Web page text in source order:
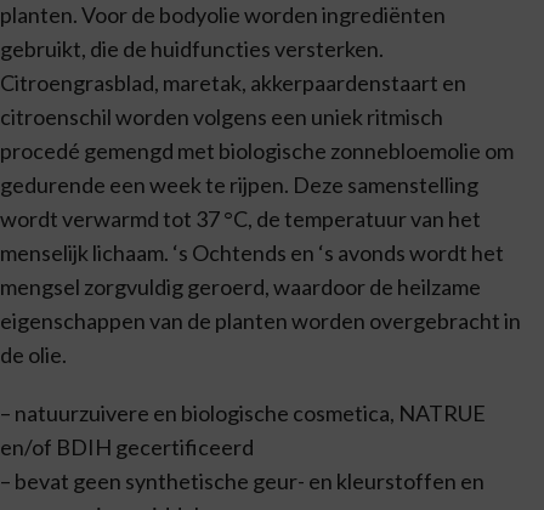
planten. Voor de bodyolie worden ingrediënten
gebruikt, die de huidfuncties versterken.
Citroengrasblad, maretak, akkerpaardenstaart en
citroenschil worden volgens een uniek ritmisch
procedé gemengd met biologische zonnebloemolie om
gedurende een week te rijpen. Deze samenstelling
wordt verwarmd tot 37 °C, de temperatuur van het
menselijk lichaam. ‘s Ochtends en ‘s avonds wordt het
mengsel zorgvuldig geroerd, waardoor de heilzame
eigenschappen van de planten worden overgebracht in
de olie.
– natuurzuivere en biologische cosmetica, NATRUE
en/of BDIH gecertificeerd
– bevat geen synthetische geur- en kleurstoffen en